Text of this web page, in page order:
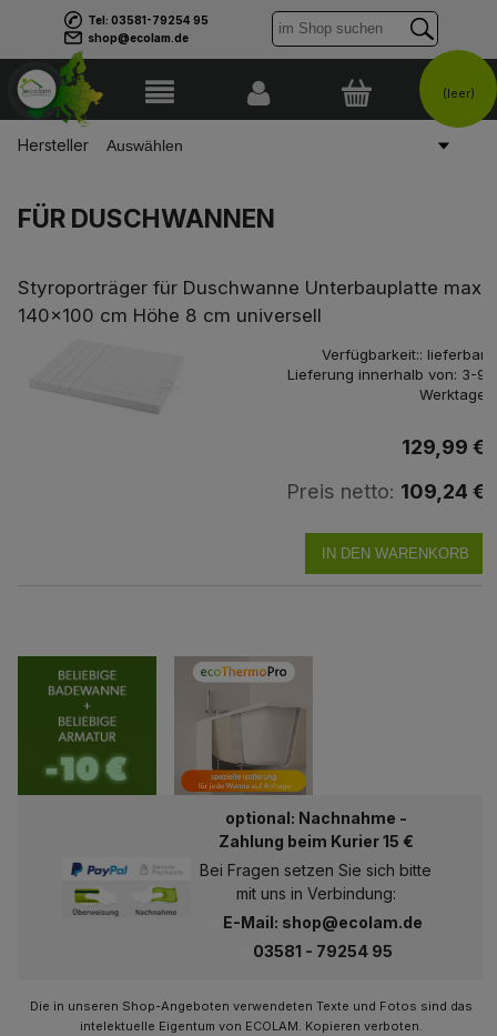
Tel: 03581-79254 95
shop@ecolam.de
(leer)
Hersteller
FÜR DUSCHWANNEN
Styroporträger für Duschwanne Unterbauplatte max.
140x100 cm Höhe 8 cm universell
Verfügbarkeit:: lieferbar
Lieferung innerhalb von: 3-9
Werktage
129,99 €
Preis netto: 109,24 €
IN DEN WARENKORB
optional: Nachnahme -
Zahlung beim Kurier 15 €
Bei Fragen setzen Sie sich bitte
mit uns in Verbindung:
E-Mail: shop@ecolam.de
03581 - 79254 95
Die in unseren Shop-Angeboten verwendeten Texte und Fotos sind das
intelektuelle Eigentum von ECOLAM. Kopieren verboten.